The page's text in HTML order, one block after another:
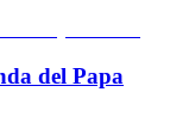
del Papa